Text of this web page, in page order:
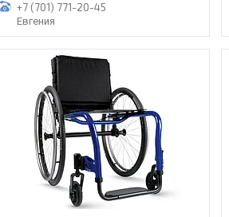
+7 (701) 771-20-45
Евгения